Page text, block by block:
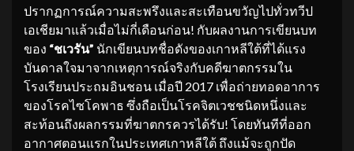
ปรากฏการณ์ความสะพรึงและสะเทือนขวัญไปทั่วทวีป
เอเชียมาแล้วเมื่อไม่กี่เดือนก่อน! กับผลงานการเขียนบท
ของ “ชเวรัน” นักเขียนบทชื่อดังของเกาหลีใต้ที่ได้แรง
บันดาลใจมาจากเหตุการณ์จริงกับคดีฆาตกรรมใน
โรงเรียนประถมอินชอน เมื่อปี 2017 เพื่อถ่ายทอดอาการ
ของโรคไซโคพาธ ซึ่งถือเป็นโรคจิตเวชชนิดหนึ่งและ
สะท้อนถึงผลกรรมที่ฆาตกรควรได้รับ! โดยทันทีที่ออก
อากาศตอนแรกในประเทศเกาหลีใต้ ถึงแม้จะถูกปัด